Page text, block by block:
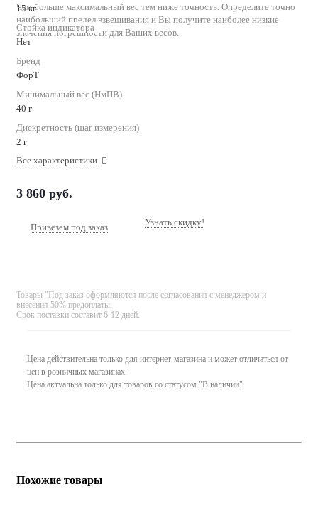
Чем больше максимальный вес тем ниже точность. Определите точно
наибольший предел взвешивания и Вы получите наиболее низкие
значения погрешности для Ваших весов.
15 кг
Стойка индикатора
Нет
Бренд
ФорТ
Минимальный вес (НмПВ)
40 г
Дискретность (шаг измерения)
2 г
Все характеристики
3 860 руб.
Привезем под заказ Узнать скидку!
Товары "Под заказ оформляются после согласования с менеджером и
внесения 50% предоплаты.
Срок поставки составит 6-12 дней.
Цена действительна только для интернет-магазина и может отличаться от
цен в розничных магазинах.
Цена актуальна только для товаров со статусом "В наличии".
Похожие товары